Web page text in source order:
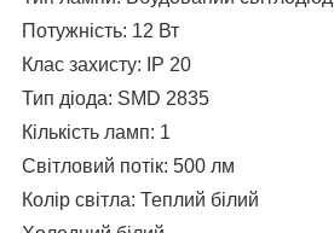
Потужність: 12 Вт
Клас захисту: IP 20
Тип діода: SMD 2835
Кількість ламп: 1
Світловий потік: 500 лм
Колір світла: Теплий білий